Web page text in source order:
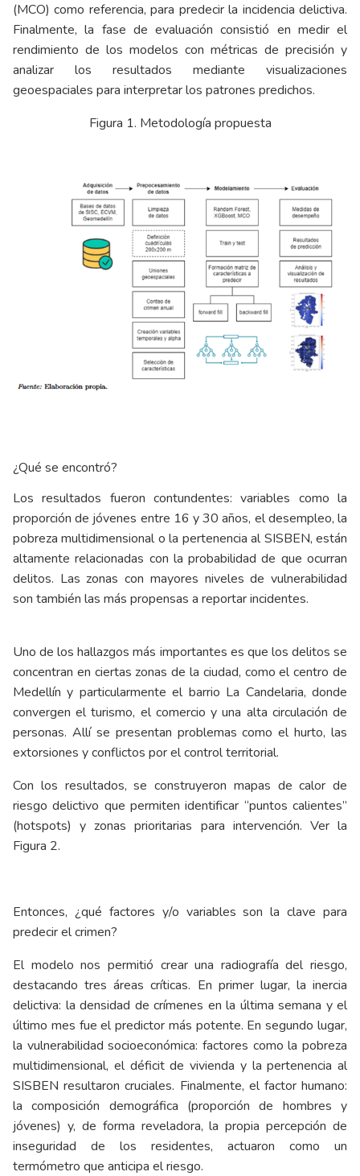
(MCO) como referencia, para predecir la incidencia delictiva.
Finalmente, la fase de evaluación consistió en medir el
rendimiento de los modelos con métricas de precisión y
analizar los resultados mediante visualizaciones
geoespaciales para interpretar los patrones predichos.
Figura 1. Metodología propuesta
¿Qué se encontró?
Los resultados fueron contundentes: variables como la
proporción de jóvenes entre 16 y 30 años, el desempleo, la
pobreza multidimensional o la pertenencia al SISBEN, están
altamente relacionadas con la probabilidad de que ocurran
delitos. Las zonas con mayores niveles de vulnerabilidad
son también las más propensas a reportar incidentes.
Uno de los hallazgos más importantes es que los delitos se
concentran en ciertas zonas de la ciudad, como el centro de
Medellín y particularmente el barrio La Candelaria, donde
convergen el turismo, el comercio y una alta circulación de
personas. Allí se presentan problemas como el hurto, las
extorsiones y conflictos por el control territorial.
Con los resultados, se construyeron mapas de calor de
riesgo delictivo que permiten identificar “puntos calientes”
(hotspots) y zonas prioritarias para intervención. Ver la
Figura 2.
Entonces, ¿qué factores y/o variables son la clave para
predecir el crimen?
El modelo nos permitió crear una radiografía del riesgo,
destacando tres áreas críticas. En primer lugar, la inercia
delictiva: la densidad de crímenes en la última semana y el
último mes fue el predictor más potente. En segundo lugar,
la vulnerabilidad socioeconómica: factores como la pobreza
multidimensional, el déficit de vivienda y la pertenencia al
SISBEN resultaron cruciales. Finalmente, el factor humano:
la composición demográfica (proporción de hombres y
jóvenes) y, de forma reveladora, la propia percepción de
inseguridad de los residentes, actuaron como un
termómetro que anticipa el riesgo.